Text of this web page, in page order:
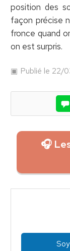
position des
façon précise
fronce quand
on est surpris.
Publié le 22/
🎧